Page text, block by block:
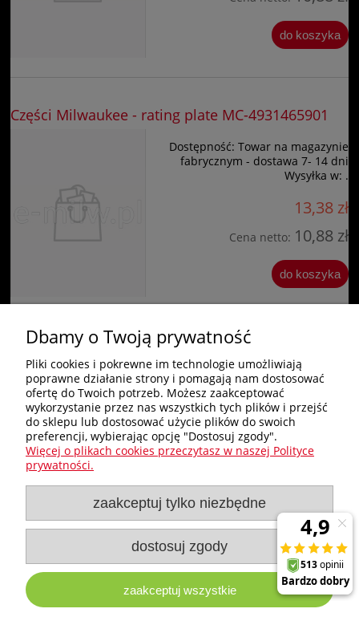
do koszyka
Części Milwaukee - rating plate MC-4931465901
Dostępność: Towar na magazynie
fabrycznym - dostawa 7- 14 dni
Wysyłka w: .
13,38 zł
Cena netto: 10,88 zł
do koszyka
Zakupy
Pomoc
Moje konto
Informacje
e-milw.pl
- Platforma Dystrybucyjna Narzędzi i Akcesoriów
Milwaukee
Dbamy o Twoją prywatność
Pliki cookies i pokrewne im technologie umożliwiają
poprawne działanie strony i pomagają nam dostosować
ofertę do Twoich potrzeb. Możesz zaakceptować
wykorzystanie przez nas wszystkich tych plików i przejść
do sklepu lub dostosować użycie plików do swoich
preferencji, wybierając opcję "Dostosuj zgody".
Więcej o plikach cookies przeczytasz w naszej Polityce
prywatności.
zaakceptuj tylko niezbędne
dostosuj zgody
zaakceptuj wszystkie